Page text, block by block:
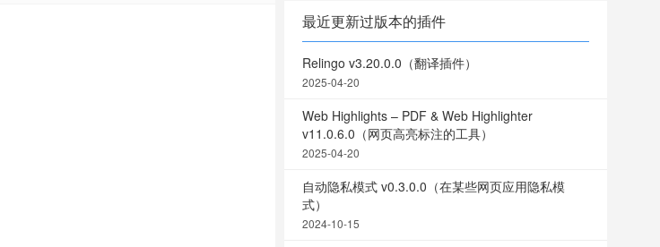
最近更新过版本的插件
Relingo v3.20.0.0（翻译插件）
2025-04-20
Web Highlights – PDF & Web Highlighter
v11.0.6.0（网页高亮标注的工具）
2025-04-20
自动隐私模式 v0.3.0.0（在某些网页应用隐私模
式）
2024-10-15